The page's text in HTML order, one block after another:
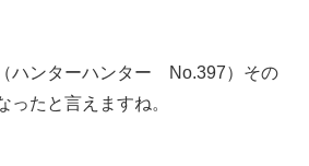
ハンターハンター No.397）その
ったと言えますね。